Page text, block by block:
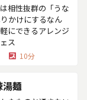
相性抜群の「うな
かけにするなん
にできるアレンジ
ス
10分
湯麺